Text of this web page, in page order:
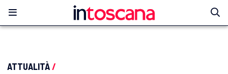
ATTUALITÀ/